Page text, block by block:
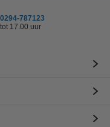
787123
17.00 uur